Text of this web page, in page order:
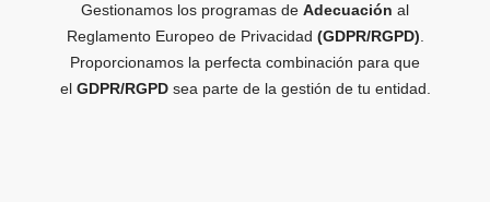
Gestionamos los programas de Adecuación al
Reglamento Europeo de Privacidad (GDPR/RGPD)
Proporcionamos la perfecta combinación para que
el GDPR/RGPDsea parte de la gestión de tu entidad.